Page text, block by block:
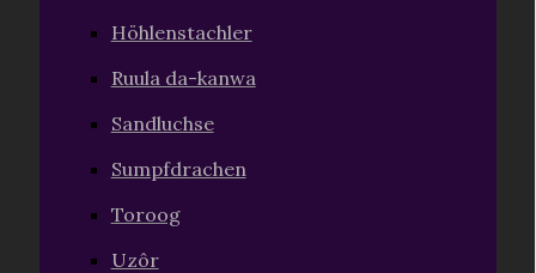
Höhlenstachler
Ruula da-kanwa
Sandluchse
Sumpfdrachen
Toroog
Uzôr